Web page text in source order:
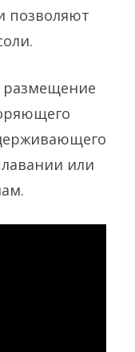
позволяют
размещение
или